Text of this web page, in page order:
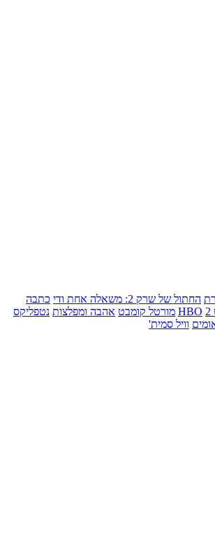
החתול של שרק 2: משאלה אחת ודי
כתבה
HBO מורטל קומבט אהבה ומפלצות נטפליקס
וויל סמית'